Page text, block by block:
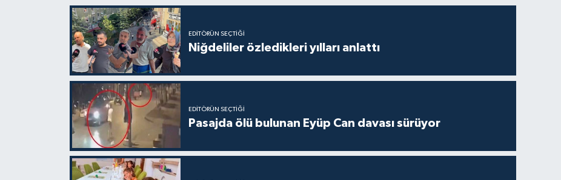
EDITÖRÜN SEÇTIĞI
Niğdeliler özledikleri yılları anlattı
EDITÖRÜN SEÇTIĞI
Pasajda ölü bulunan Eyüp Can davası sürüyor